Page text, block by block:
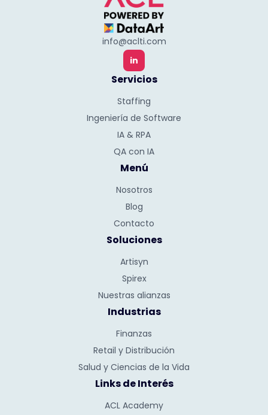
info@aclti.com
in
Servicios
Staffing
Ingeniería de Software
IA & RPA
QA con IA
Menú
Nosotros
Blog
Contacto
Soluciones
Artisyn
Spirex
Nuestras alianzas
Industrias
Finanzas
Retail y Distribución
Salud y Ciencias de la Vida
Links de Interés
ACL Academy